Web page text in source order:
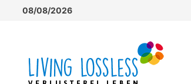
08/08/2026